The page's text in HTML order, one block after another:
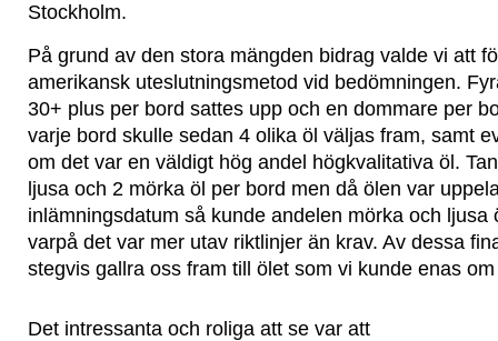
Stockholm.
På grund av den stora mängden bidrag valde vi att
amerikansk uteslutningsmetod vid bedömningen.
30+ plus per bord sattes upp och en dommare per
varje bord skulle sedan 4 olika öl väljas fram, samt
om det var en väldigt hög andel högkvalitativa öl.
ljusa och 2 mörka öl per bord men då ölen var
inlämningsdatum så kunde andelen mörka och ljusa
varpå det var mer utav riktlinjer än krav. Av dessa
stegvis gallra oss fram till ölet som vi kunde enas
Det intressanta och roliga att se var att